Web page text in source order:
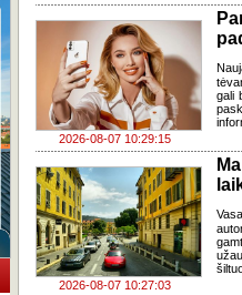
2026-08-07 10:29:15
gali
2026-08-07 10:27:03